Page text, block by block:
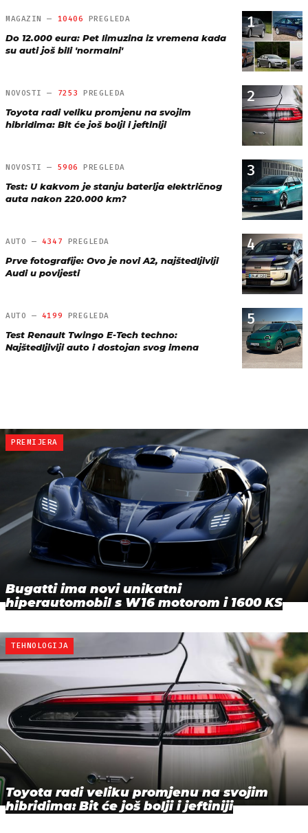
1
MAGAZIN — 10406 PREGLEDA
Do 12.000 eura: Pet limuzina iz vremena kada
su auti još bili 'normalni'
2
NOVOSTI — 7253 PREGLEDA
Toyota radi veliku promjenu na svojim
hibridima: Bit će još bolji i jeftiniji
3
NOVOSTI — 5906 PREGLEDA
Test: U kakvom je stanju baterija električnog
auta nakon 220.000 km?
4
AUTO — 4347 PREGLEDA
Prve fotografije: Ovo je novi A2, najštedljiviji
Audi u povijesti
5
AUTO — 4199 PREGLEDA
Test Renault Twingo E-Tech techno:
Najštedljiviji auto i dostojan svog imena
PREMIJERA
Bugatti ima novi unikatni
hiperautomobil s W16 motorom i 1600 KS
TEHNOLOGIJA
Toyota radi veliku promjenu na svojim
hibridima: Bit će još bolji i jeftiniji